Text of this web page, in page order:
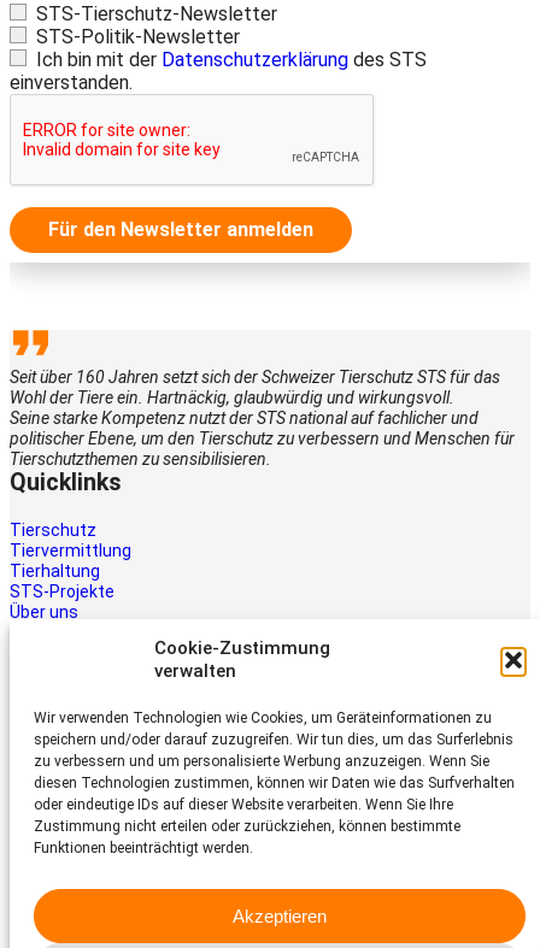
Cookie-Zustimmung
verwalten
Wir verwenden Technologien wie Cookies, um Geräteinformationen zu
speichern und/oder darauf zuzugreifen. Wir tun dies, um das Surferlebnis
zu verbessern und um personalisierte Werbung anzuzeigen. Wenn Sie
diesen Technologien zustimmen, können wir Daten wie das Surfverhalten
oder eindeutige IDs auf dieser Website verarbeiten. Wenn Sie Ihre
Zustimmung nicht erteilen oder zurückziehen, können bestimmte
Funktionen beeinträchtigt werden.
Akzeptieren
STS-Tierschutz-Newsletter
STS-Politik-Newsletter
Ich bin mit der Datenschutzerklärung des STS
einverstanden.
Für den Newsletter anmelden
Seit über 160 Jahren setzt sich der Schweizer Tierschutz STS für das
Wohl der Tiere ein. Hartnäckig, glaubwürdig und wirkungsvoll.
Seine starke Kompetenz nutzt der STS national auf fachlicher und
politischer Ebene, um den Tierschutz zu verbessern und Menschen für
Tierschutzthemen zu sensibilisieren.
Quicklinks
Tierschutz
Tiervermittlung
Tierhaltung
STS-Projekte
Über uns
Tiere brauchen Hilfe – auch Ihre.
Unterstützen Sie die Arbeit des
Schweizer Tierschutz STS.
Jetzt spenden
Schweizer Tierschutz STS
CH-4053 Basel